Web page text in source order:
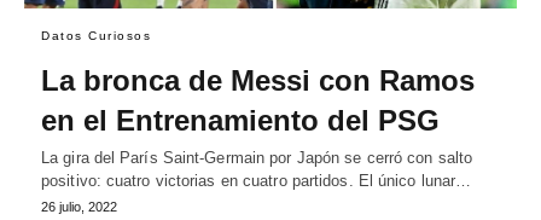
Datos Curiosos
La bronca de Messi con Ramos
en el Entrenamiento del PSG
La gira del París Saint-Germain por Japón se cerró con salto
positivo: cuatro victorias en cuatro partidos. El único lunar…
26 julio, 2022